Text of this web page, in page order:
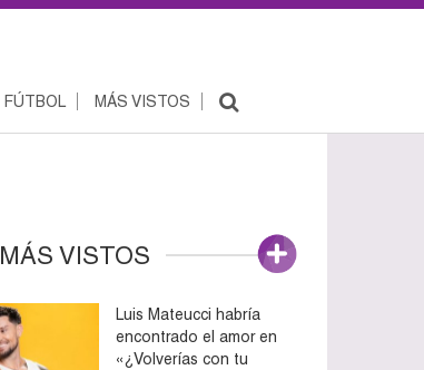
FÚTBOL MÁS VISTOS
MÁS VISTOS
Luis Mateucci habría
encontrado el amor en
«¿Volverías con tu